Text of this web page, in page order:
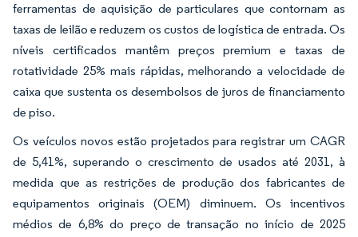
ferramentas de aquisição de particulares que contornam as
taxas de leilão e reduzem os custos de logística de entrada. Os
níveis certificados mantêm preços premium e taxas de
rotatividade 25% mais rápidas, melhorando a velocidade de
caixa que sustenta os desembolsos de juros de financiamento
de piso.
Os veículos novos estão projetados para registrar um CAGR
de 5,41%, superando o crescimento de usados até 2031, à
medida que as restrições de produção dos fabricantes de
equipamentos originais (OEM) diminuem. Os incentivos
médios de 6,8% do preço de transação no início de 2025